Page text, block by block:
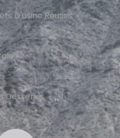
D'usine Réussis
Desservis